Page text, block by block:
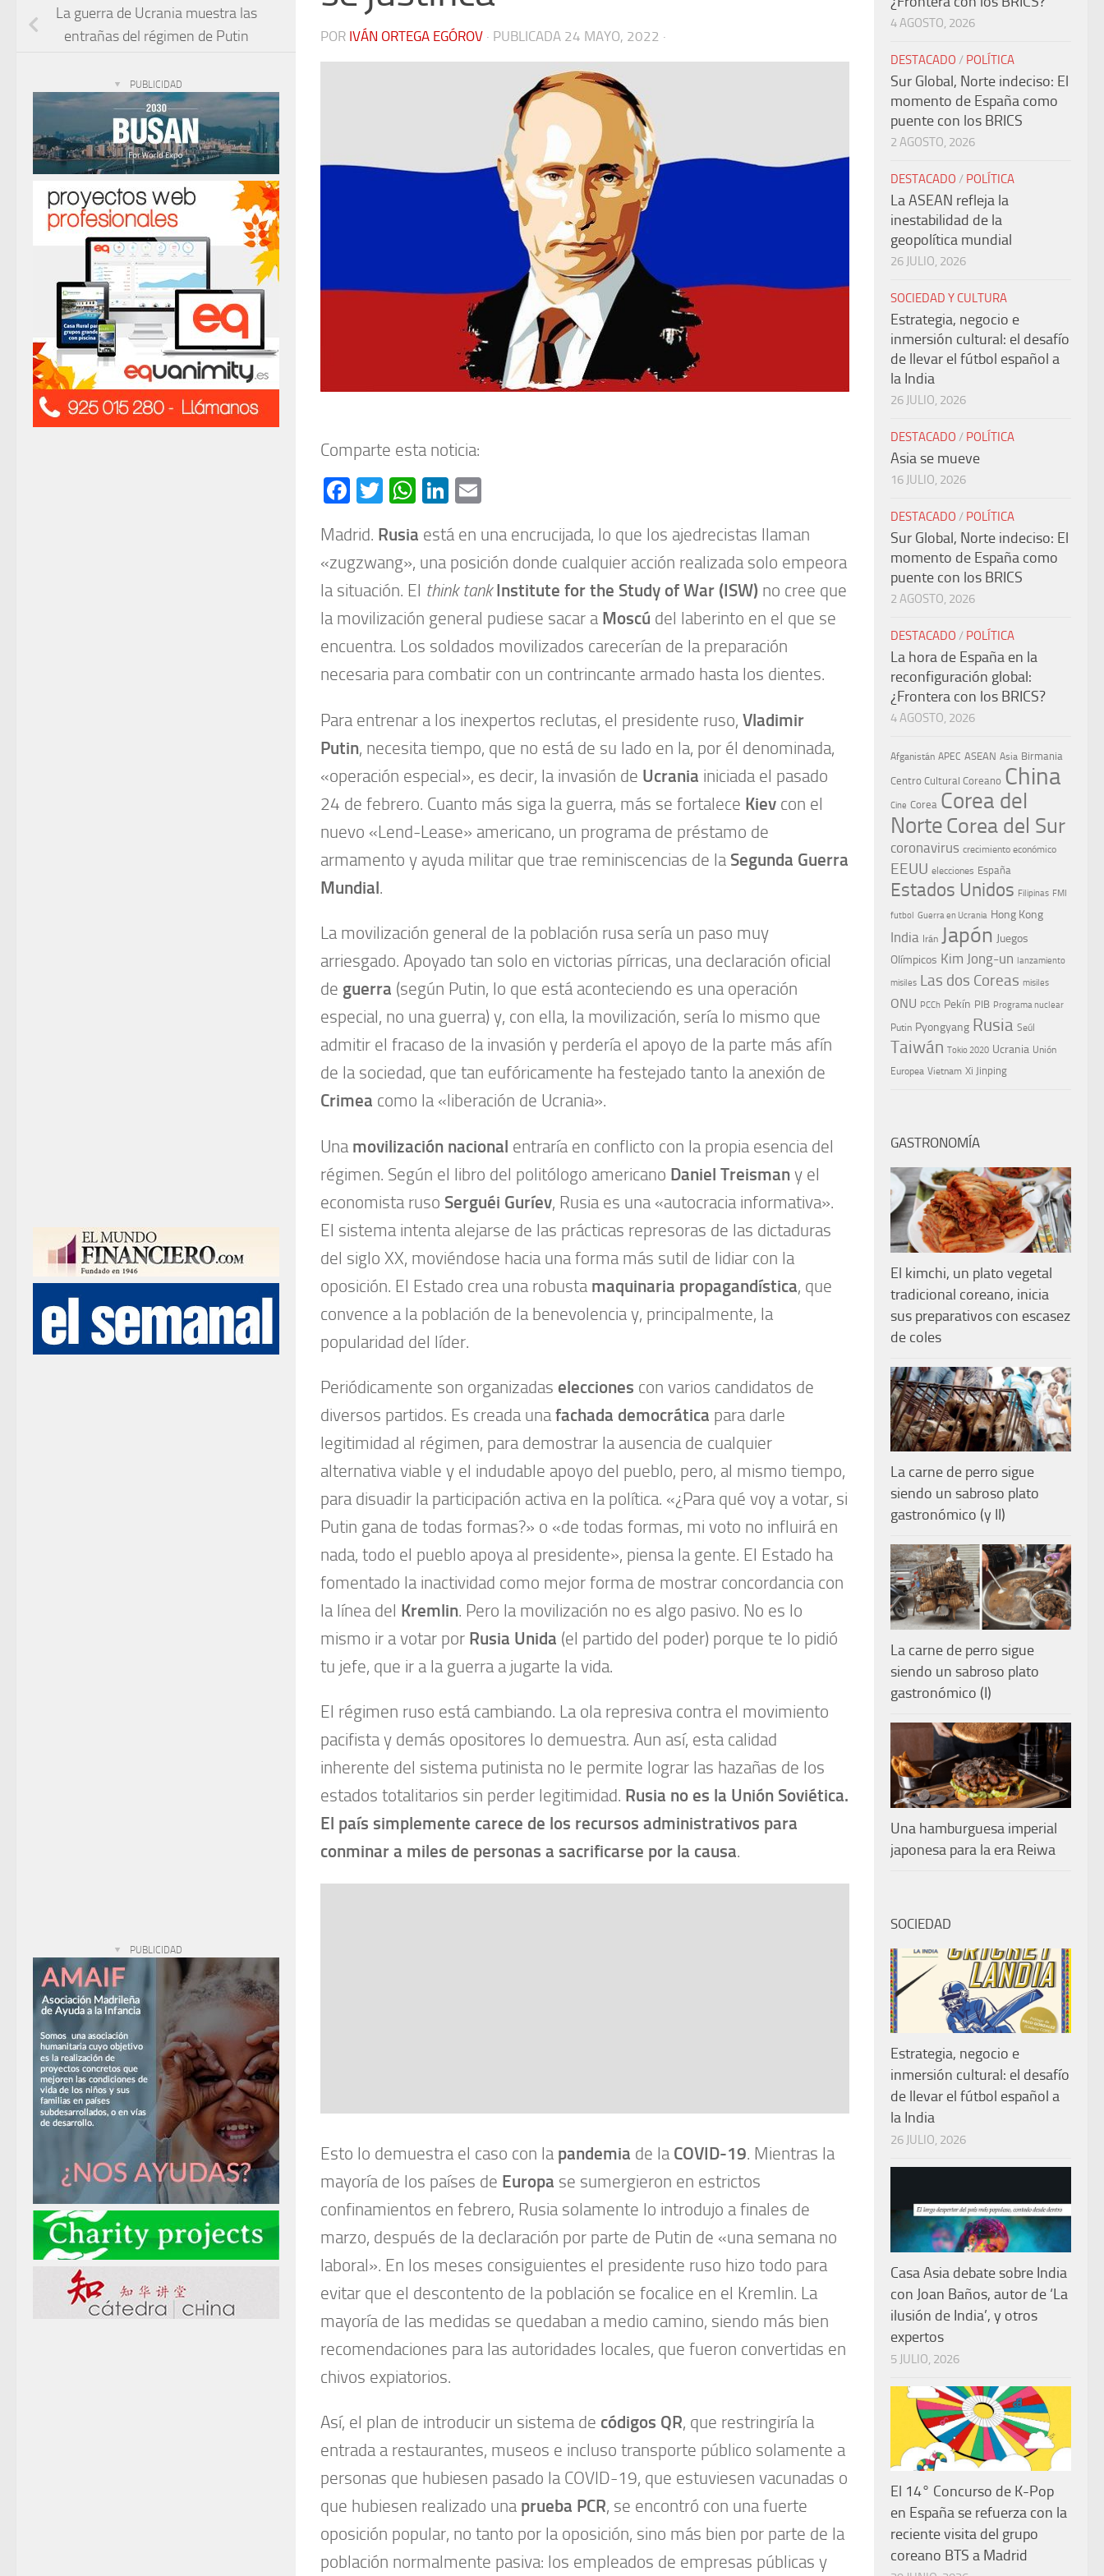
POR IVÁN ORTEGA EGÓROV · PUBLICADA 24 MAYO, 2022 ·
Comparte esta noticia:
Facebook
TwitterWhatsApp
LinkedIn
Madrid. Rusia está en una encrucijada, lo que los ajedrecistas llaman
«zugzwang», una posición donde cualquier acción realizada solo empeora
la situación. El think tank Institute for the Study of War (ISW) no cree que
la movilización general pudiese sacar a Moscú del laberinto en el que se
encuentra. Los soldados movilizados carecerían de la preparación
necesaria para combatir con un contrincante armado hasta los dientes.
Para entrenar a los inexpertos reclutas, el presidente ruso, Vladimir
Putin, necesita tiempo, que no está de su lado en la, por él denominada,
«operación especial», es decir, la invasión de Ucrania iniciada el pasado
24 de febrero. Cuanto más siga la guerra, más se fortalece Kiev con el
nuevo «Lend-Lease» americano, un programa de préstamo de
armamento y ayuda militar que trae reminiscencias de la Segunda Guerra
Mundial.
La movilización general de la población rusa sería un paso muy
arriesgado. Apoyado tan solo en victorias pírricas, una declaración oficial
de guerra (según Putin, lo que está aconteciendo es una operación
especial, no una guerra) y, con ella, la movilización, sería lo mismo que
admitir el fracaso de la invasión y perdería el apoyo de la parte más afín
de la sociedad, que tan eufóricamente ha festejado tanto la anexión de
Crimea como la «liberación de Ucrania».
Una movilización nacional entraría en conflicto con la propia esencia del
régimen. Según el libro del politólogo americano Daniel Treisman y el
economista ruso Serguéi Guríev, Rusia es una «autocracia informativa».
El sistema intenta alejarse de las prácticas represoras de las dictaduras
del siglo XX, moviéndose hacia una forma más sutil de lidiar con la
oposición. El Estado crea una robusta maquinaria propagandística, que
convence a la población de la benevolencia y, principalmente, la
popularidad del líder.
Periódicamente son organizadas elecciones con varios candidatos de
diversos partidos. Es creada una fachada democrática para darle
legitimidad al régimen, para demostrar la ausencia de cualquier
alternativa viable y el indudable apoyo del pueblo, pero, al mismo tiempo,
para disuadir la participación activa en la política. «¿Para qué voy a votar, si
Putin gana de todas formas?» o «de todas formas, mi voto no influirá en
nada, todo el pueblo apoya al presidente», piensa la gente. El Estado ha
fomentado la inactividad como mejor forma de mostrar concordancia con
la línea del Kremlin. Pero la movilización no es algo pasivo. No es lo
mismo ir a votar por Rusia Unida (el partido del poder) porque te lo pidió
tu jefe, que ir a la guerra a jugarte la vida.
El régimen ruso está cambiando. La ola represiva contra el movimiento
pacifista y demás opositores lo demuestra. Aun así, esta calidad
inherente del sistema putinista no le permite lograr las hazañas de los
estados totalitarios sin perder legitimidad. Rusia no es la Unión Soviética.
El país simplemente carece de los recursos administrativos para
conminar a miles de personas a sacrificarse por la causa.
Esto lo demuestra el caso con la pandemia de la COVID-19. Mientras la
mayoría de los países de Europa se sumergieron en estrictos
confinamientos en febrero, Rusia solamente lo introdujo a finales de
marzo, después de la declaración por parte de Putin de «una semana no
laboral». En los meses consiguientes el presidente ruso hizo todo para
evitar que el descontento de la población se focalice en el Kremlin. La
mayoría de las medidas se quedaban a medio camino, siendo más bien
recomendaciones para las autoridades locales, que fueron convertidas en
chivos expiatorios.
Así, el plan de introducir un sistema de códigos QR, que restringiría la
entrada a restaurantes, museos e incluso transporte público solamente a
personas que hubiesen pasado la COVID-19, que estuviesen vacunadas o
que hubiesen realizado una prueba PCR, se encontró con una fuerte
oposición popular, no tanto por la oposición, sino más bien por parte de la
población normalmente pasiva: los empleados de empresas públicas y
La guerra de Ucrania muestra las
entrañas del régimen de Putin
PUBLICIDAD
PUBLICIDAD
4 AGOSTO, 2026
DESTACADO / POLÍTICA
Sur Global, Norte indeciso: El
momento de España como
puente con los BRICS
2 AGOSTO, 2026
DESTACADO / POLÍTICA
La ASEAN refleja la
inestabilidad de la
geopolítica mundial
26 JULIO, 2026
SOCIEDAD Y CULTURA
Estrategia, negocio e
inmersión cultural: el desafío
de llevar el fútbol español a
la India
26 JULIO, 2026
DESTACADO / POLÍTICA
Asia se mueve
16 JULIO, 2026
DESTACADO / POLÍTICA
Sur Global, Norte indeciso: El
momento de España como
puente con los BRICS
2 AGOSTO, 2026
DESTACADO / POLÍTICA
La hora de España en la
reconfiguración global:
¿Frontera con los BRICS?
4 AGOSTO, 2026
Afganistán APEC ASEAN Asia Birmania
Centro Cultural Coreano China
Cine Corea Corea del
NorteCorea del Sur
coronavirus crecimiento económico
EEUU elecciones España
Estados Unidos Filipinas FMI
futbol Guerra en Ucrania Hong Kong
India Irán Japón Juegos
Olímpicos Kim Jong-un lanzamiento
misiles Las dos Coreas misiles
ONU PCCh Pekín PIB Programa nuclear
Putin Pyongyang Rusia Seúl
Taiwán Tokio 2020 Ucrania Unión
Europea Vietnam Xi Jinping
GASTRONOMÍA
El kimchi, un plato vegetal
tradicional coreano, inicia
sus preparativos con escasez
de coles
La carne de perro sigue
siendo un sabroso plato
gastronómico (y II)
La carne de perro sigue
siendo un sabroso plato
gastronómico (I)
Una hamburguesa imperial
japonesa para la era Reiwa
SOCIEDAD
Estrategia, negocio e
inmersión cultural: el desafío
de llevar el fútbol español a
la India
26 JULIO, 2026
Casa Asia debate sobre India
con Joan Baños, autor de ‘La
ilusión de India’, y otros
expertos
5 JULIO, 2026
El 14° Concurso de K-Pop
en España se refuerza con la
reciente visita del grupo
coreano BTS a Madrid